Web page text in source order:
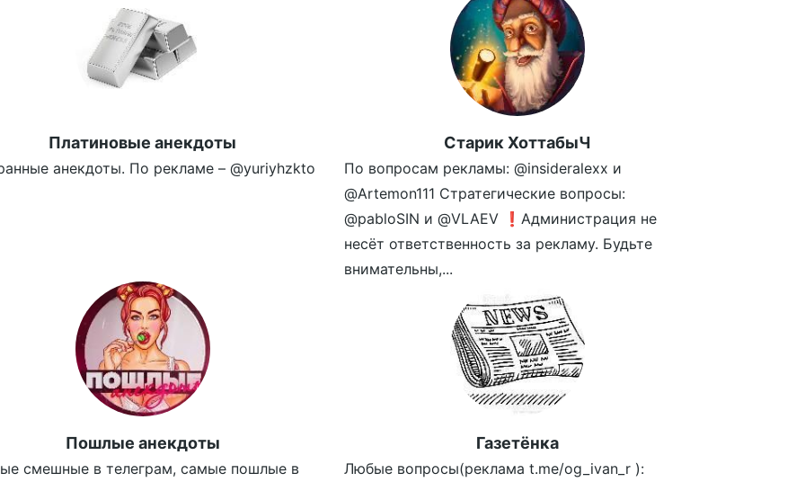
Платиновые анекдоты
анекдоты. По рекламе – @yuriyhzkto
Старик ХоттабыЧ
По вопросам рекламы: @insideralexx и
@Artemon111 Стратегические вопросы:
@pabloSIN и @VLAEV ❗️Администрация не
несёт ответственность за рекламу. Будьте
внимательны,...
Пошлые анекдоты
смешные в телеграм, самые пошлые в
Газетёнка
Любые вопросы(реклама t.me/og_ivan_r ):